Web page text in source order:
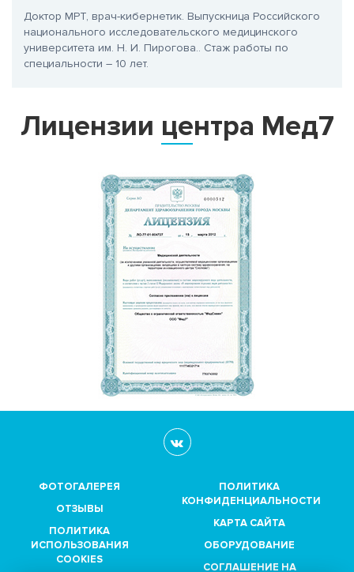
Доктор МРТ, врач-кибернетик. Выпускница Российского
национального исследовательского медицинского
университета им. Н. И. Пирогова.. Стаж работы по
специальности – 10 лет.
Лицензии центра Мед7
ФОТОГАЛЕРЕЯ
ОТЗЫВЫ
ПОЛИТИКА
ИСПОЛЬЗОВАНИЯ
COOKIES
ПОЛИТИКА
КОНФИДЕНЦИАЛЬНОСТИ
КАРТА САЙТА
ОБОРУДОВАНИЕ
СОГЛАШЕНИЕ НА